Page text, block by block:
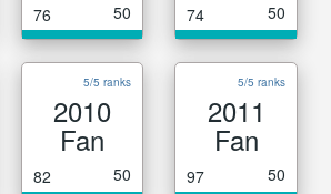
76 50 74 50
5/5 ranks
2010
Fan
82 50
5/5 ranks
2011
Fan
97 50